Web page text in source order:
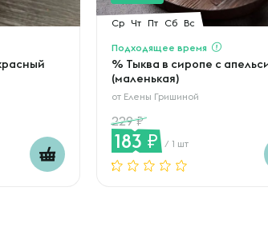
Ср Чт Пт Сб Вс
Подходящее время
% Тыква в сиропе с
(маленькая)
от Елены Гришиной
229
183 / 1 шт